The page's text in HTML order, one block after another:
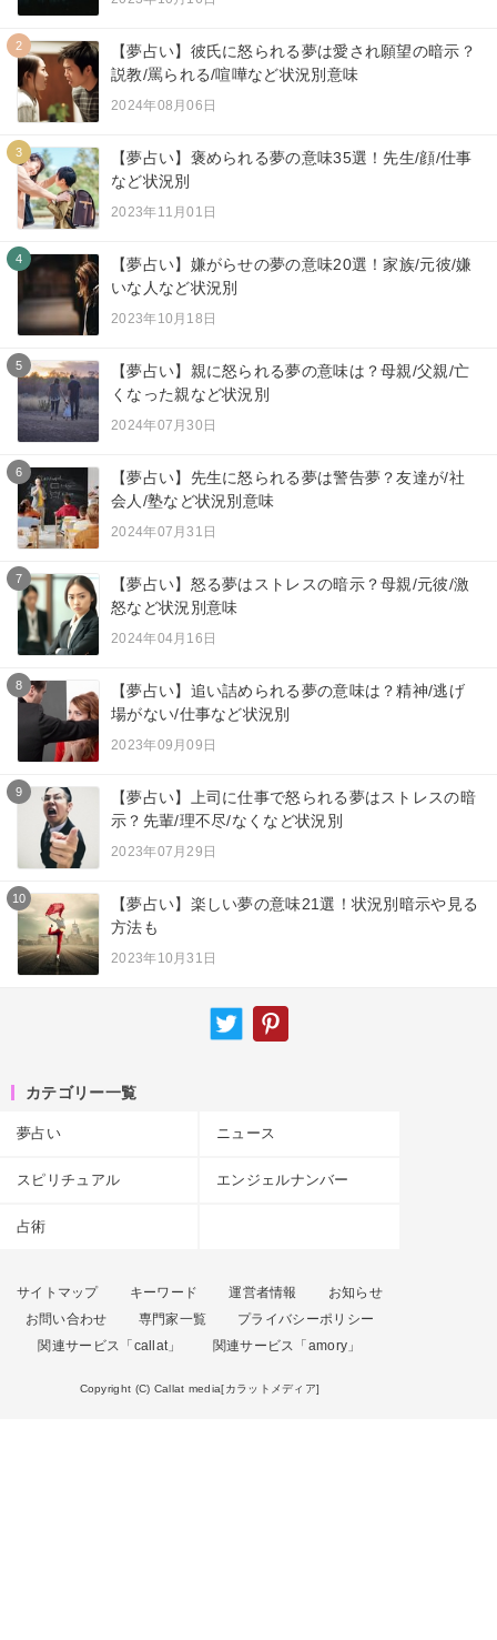
2
【夢占い】彼氏に怒られる夢は愛され願望の暗示？
説教/罵られる/喧嘩など状況別意味
2024年08月06日
3
【夢占い】褒められる夢の意味35選！先生/顔/仕事
など状況別
2023年11月01日
4
【夢占い】嫌がらせの夢の意味20選！家族/元彼/嫌
いな人など状況別
2023年10月18日
5
【夢占い】親に怒られる夢の意味は？母親/父親/亡
くなった親など状況別
2024年07月30日
6
【夢占い】先生に怒られる夢は警告夢？友達が/社
会人/塾など状況別意味
2024年07月31日
7
【夢占い】怒る夢はストレスの暗示？母親/元彼/激
怒など状況別意味
2024年04月16日
8
【夢占い】追い詰められる夢の意味は？精神/逃げ
場がない/仕事など状況別
2023年09月09日
9
【夢占い】上司に仕事で怒られる夢はストレスの暗
示？先輩/理不尽/なくなど状況別
2023年07月29日
10
【夢占い】楽しい夢の意味21選！状況別暗示や見る
方法も
2023年10月31日
カテゴリー一覧
夢占い ニュース
スピリチュアル エンジェルナンバー
占術
サイトマップ キーワード 運営者情報
お知らせ
お問い合わせ
専門家一覧
プライバシーポリシー
関連サービス「callat」
関連サービス「amory」
Copyright (C) Callat media[カラットメディア]